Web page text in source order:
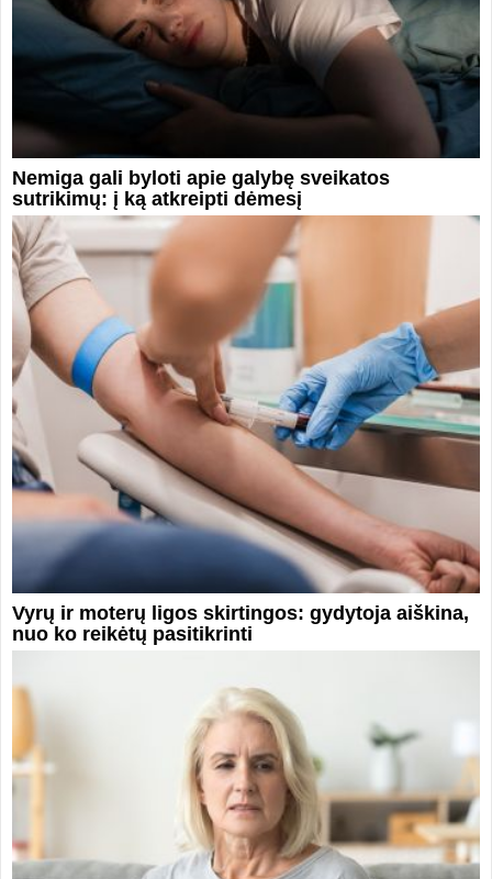
Nemiga gali byloti apie galybę sveikatos
sutrikimų: į ką atkreipti dėmesį
Vyrų ir moterų ligos skirtingos: gydytoja aiškina,
nuo ko reikėtų pasitikrinti